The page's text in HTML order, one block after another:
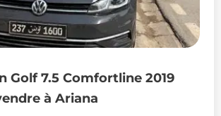
Golf 7.5 Comfortline 2019
à Ariana